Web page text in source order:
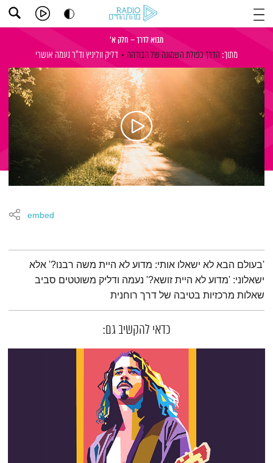
מבוא לדרך – חלק א'
מתוך: הדרך כפולת השמונה של הבודהה דליק ווליניץוד"ר נעמה אושרי
embed
תמצית הפודקאסט
'בעולם הבא לא ישאלו אותי: מדוע לא היית משה רבנו?' אלא
ישאלוני: 'מדוע לא היית זושא?' נעמה ודליק משוטטים סביב
שאלות מרכזיות בטיבה של דרך רוחנית
כדאי להקשיב גם: